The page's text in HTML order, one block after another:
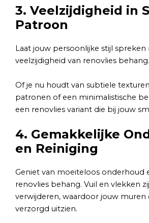
3. Veelzijdigheid in
Patroon
Laat jouw persoonlijke stijl spreken
veelzijdigheid van renovlies behang.
Of je nu houdt van subtiele
patronen of een minimalistische
een renovlies variant die bij jouw
4. Gemakkelijke
en Reiniging
Geniet van moeiteloos onderhoud
renovlies behang. Vuil en vlekken
verwijderen, waardoor jouw muren
verzorgd uitzien.